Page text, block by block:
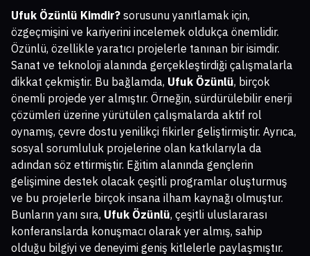
Ufuk Özünlü Kimdir? sorusunu yanıtlamak için,
özgeçmişini ve kariyerini incelemek oldukça önemlidir.
Özünlü, özellikle yaratıcı projelerle tanınan bir isimdir.
Sanat ve teknoloji alanında gerçekleştirdiği çalışmalarla
dikkat çekmiştir. Bu bağlamda, Ufuk Özünlü, birçok
önemli projede yer almıştır. Örneğin, sürdürülebilir enerji
çözümleri üzerine yürütülen çalışmalarda aktif rol
oynamış, çevre dostu yenilikçi fikirler geliştirmiştir. Ayrıca,
sosyal sorumluluk projelerine olan katkılarıyla da
adından söz ettirmiştir. Eğitim alanında gençlerin
gelişimine destek olacak çeşitli programlar oluşturmuş
ve bu projelerle birçok insana ilham kaynağı olmuştur.
Bunların yanı sıra, Ufuk Özünlü, çeşitli uluslararası
konferanslarda konuşmacı olarak yer almış, sahip
olduğu bilgiyi ve deneyimi geniş kitlelerle paylaşmıştır.